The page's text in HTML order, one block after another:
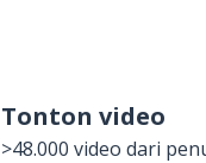
Tonton video
>48.000 video dari